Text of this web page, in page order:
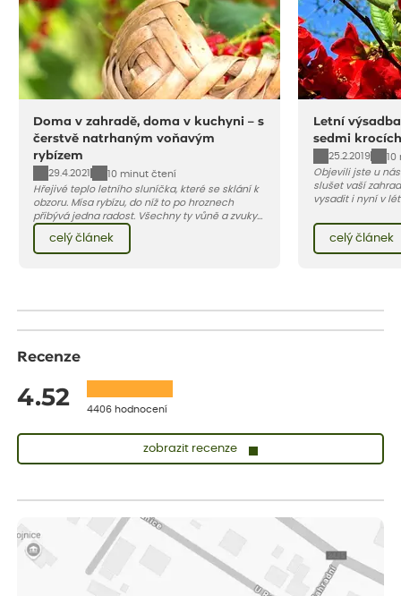
Doma v zahradě, doma v kuchyni – s
čerstvě natrhaným voňavým
rybízem
29.4.2021
10 minut čtení
Hřejivé teplo letního sluníčka, které se sklání k
obzoru. Mísa rybízu, do níž to po hroznech
přibývá jedna radost. Všechny ty vůně a zvuky
červencové zahrady. Sklizeň rybízu do kuchyně
vnese neuvěřitelný klid a radost. A taky trochu
bezstarostnosti dětství při mlsání babiččina
celý článek
Letní
sedmi krocích
25.2.2019
10
Objevili jste u
slušet vaší
vysadit i nyní v
celý rok – nyní
vody než na jaře
celý článek
Recenze
4.52 4406 hodnocení
zobrazit recenze
Měla jsem pouze 1objednavku a zatím jsem spokojená se
sazenicemi
Miroslava